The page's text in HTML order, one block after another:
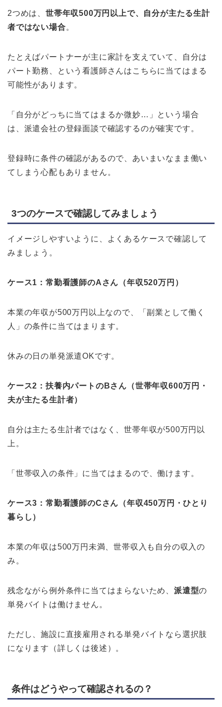
2つめは、 世帯年収500万円以上で、自分が主たる生計
者ではない場合。
たとえばパートナーが主に家計を支えていて、自分は
パート勤務、という看護師さんはこちらに当てはまる
可能性があります。
「自分がどっちに当てはまるか微妙…」という場合
は、派遣会社の登録面談で確認するのが確実です。
登録時に条件の確認があるので、あいまいなまま働い
てしまう心配もありません。
3つのケースで確認してみましょう
イメージしやすいように、よくあるケースで確認して
みましょう。
ケース1：常勤看護師のAさん（年収520万円）
本業の年収が500万円以上なので、「副業として働く
人」の条件に当てはまります。
休みの日の単発派遣OKです。
ケース2：扶養内パートのBさん（世帯年収600万円・
夫が主たる生計者）
自分は主たる生計者ではなく、世帯年収が500万円以
上。
「世帯収入の条件」に当てはまるので、働けます。
ケース3：常勤看護師のCさん（年収450万円・ひとり
暮らし）
本業の年収は500万円未満、世帯収入も自分の収入の
み。
残念ながら例外条件に当てはまらないため、 派遣型の
単発バイトは働けません。
ただし、施設に直接雇用される単発バイトなら選択肢
になります（詳しくは後述）。
条件はどうやって確認されるの？